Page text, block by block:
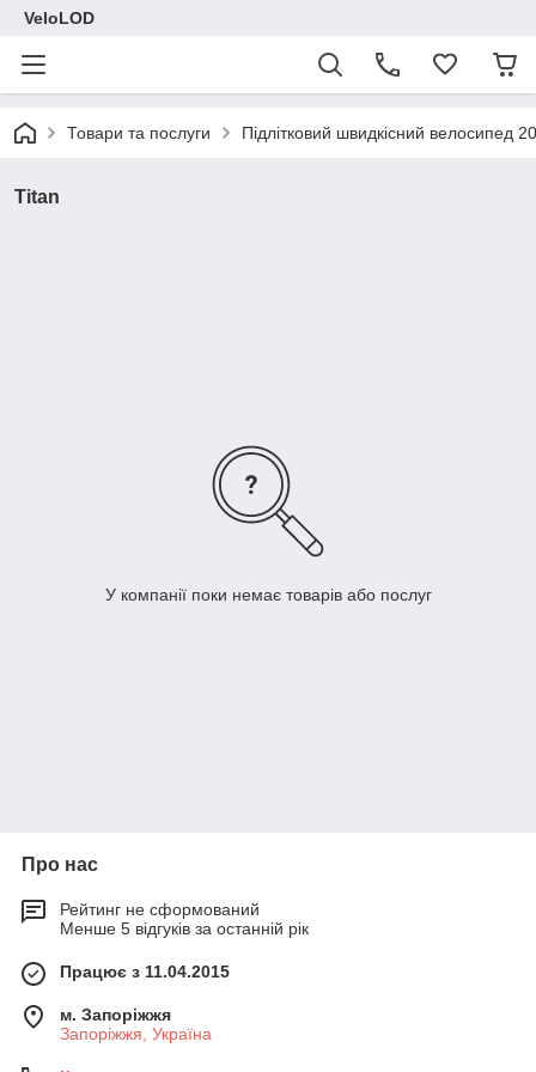
VeloLOD
Товари та послуги Підлітковий швидкісний велосипед
Titan
У компанії поки немає товарів або послуг
Про нас
Рейтинг не сформований
Менше 5 відгуків за останній рік
Працює з 11.04.2015
м. Запоріжжя
Запоріжжя, Україна